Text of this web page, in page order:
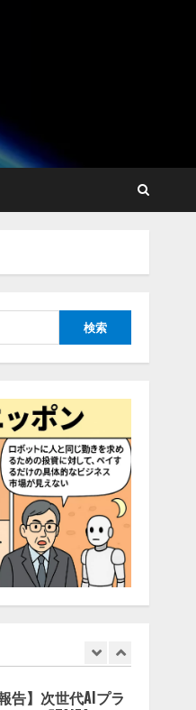
、MCP接続機能を
AIから設定操作で
る調査】AIを組織
。AI導入企業の
、自社でのAI導
は「上手くいって
回答
ワーク、AIエンジ
ールスAIエージェ
「営業領域の業界
」の開発とAI研究
ード
07/10:54:31
ン
AI】ドローン
がアドバイス「AI
をリリース
09/01:53:44
告】次世代AIプラ
ービスに関する記
を開催